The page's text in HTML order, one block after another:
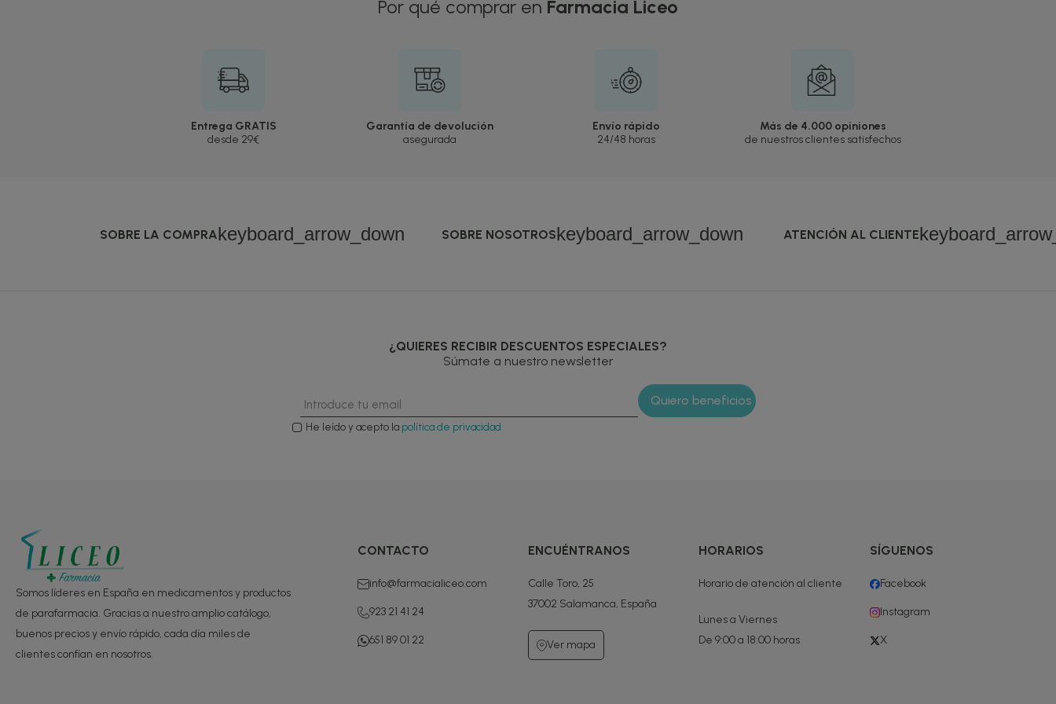
Por qué comprar en Farmacia Liceo
Entrega GRATIS
desde 29€
Garantía de devolución
asegurada
Envío rápido
24/48 horas
Más de 4.000 opiniones
de nuestros clientes satisfechos
SOBRE LA COMPRAkeyboard_arrow_down SOBRE NOSOTROSkeyboard_arrow_down ATENCIÓN AL CLIENTE
¿QUIERES RECIBIR DESCUENTOS ESPECIALES?
Súmate a nuestro newsletter
He leído y acepto la política de privacidad
Somos líderes en España en medicamentos y productos
de parafarmacia. Gracias a nuestro amplio catálogo,
buenos precios y envío rápido, cada día miles de
clientes confían en nosotros.
CONTACTO
info@farmacialiceo.com
923 21 41 24
651 89 01 22
ENCUÉNTRANOS
Calle Toro, 25
37002 Salamanca, España
Ver mapa
HORARIOS
Horario de atención al cliente
Lunes a Viernes
De 9:00 a 18:00 horas
SÍGUENOS
Facebook
Instagram
X